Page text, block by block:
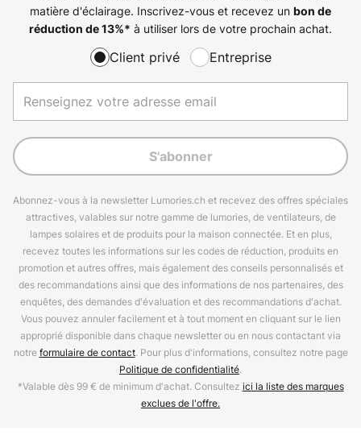
matière d'éclairage. Inscrivez-vous et recevez un bon de
réduction de13%* à utiliser lors de votre prochain achat.
Client privé Entreprise
S'abonner
Abonnez-vous à la newsletter Lumories.ch et recevez des offres spéciales
attractives, valables sur notre gamme de lumories, de ventilateurs, de
lampes solaires et de produits pour la maison connectée. Et en plus,
recevez toutes les informations sur les codes de réduction, produits en
promotion et autres offres, mais également des conseils personnalisés et
des recommandations ainsi que des informations de nos partenaires, des
enquêtes, des demandes d'évaluation et des recommandations d'achat.
Vous pouvez annuler facilement et à tout moment en cliquant sur le lien
approprié disponible dans chaque newsletter ou en nous contactant via
notreformulaire de contact. Pour plus d'informations, consultez notre page
Politique de confidentialité.
*Valable dès 99 € de minimum d'achat. Consultez ici la liste des marques
exclues de l'offre.